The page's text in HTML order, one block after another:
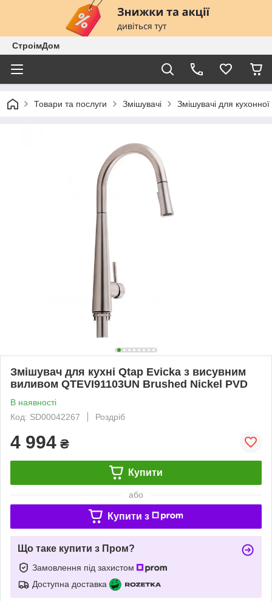
СтроімДом
Товари та послуги Змішувачі Змішувачі для
Змішувач для кухні Qtap Evicka з висувним
виливом QTEVI91103UN Brushed Nickel PVD
В наявності
Код: SD00042267
Роздріб
4 994 ₴
Купити
або
Купити з
Що таке купити з Пром?
Замовлення під захистом
Доступна доставка